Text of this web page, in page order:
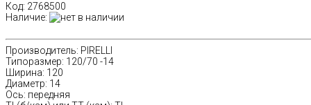
Код: 2768500
Наличие:
Производитель: PIRELLI
Типоразмер: 120/70 -14
Ширина: 120
Диаметр: 14
Ось: передняя